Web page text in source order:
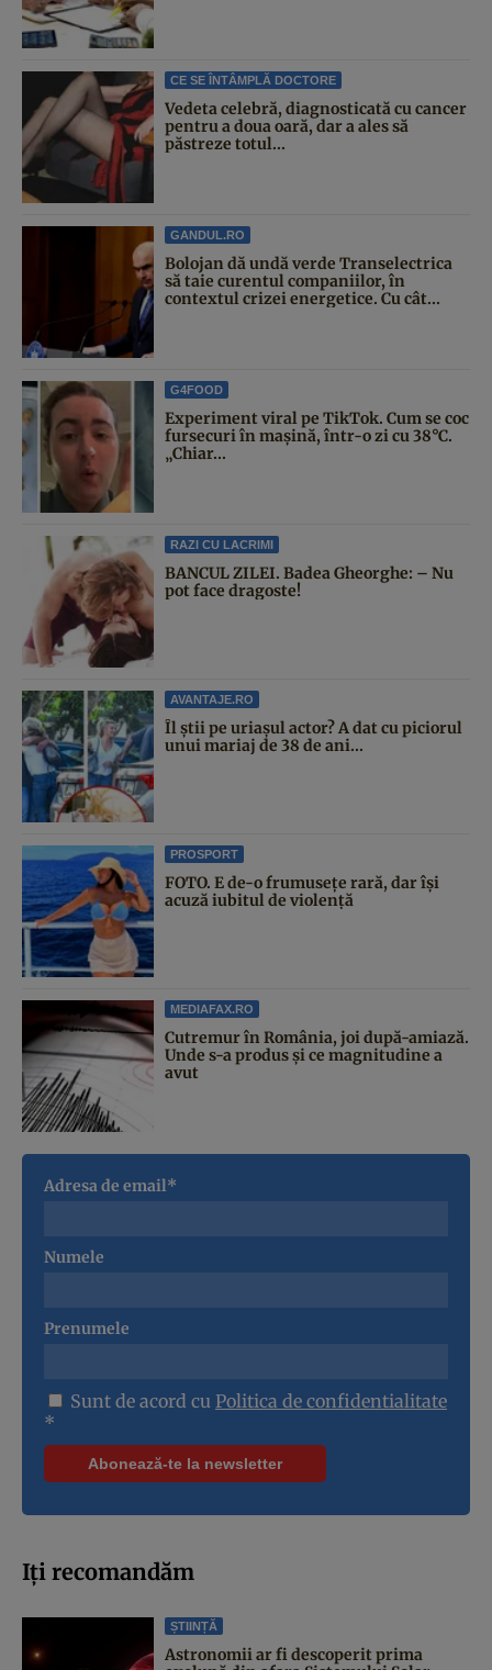
CE SE ÎNTÂMPLĂ DOCTORE
Vedeta celebră, diagnosticată cu cancer
pentru a doua oară, dar a ales să
păstreze totul...
GANDUL.RO
Bolojan dă undă verde Transelectrica
să taie curentul companiilor, în
contextul crizei energetice. Cu cât...
G4FOOD
Experiment viral pe TikTok. Cum se coc
fursecuri în mașină, într-o zi cu 38°C.
„Chiar...
RAZI CU LACRIMI
BANCUL ZILEI. Badea Gheorghe: – Nu
pot face dragoste!
AVANTAJE.RO
Îl știi pe uriașul actor? A dat cu piciorul
unui mariaj de 38 de ani...
PROSPORT
FOTO. E de-o frumusețe rară, dar își
acuză iubitul de violență
MEDIAFAX.RO
Cutremur în România, joi după-amiază.
Unde s-a produs și ce magnitudine a
avut
Adresa de email*
Numele
Prenumele
Sunt de acord cu Politica de confidentialitate
*
Iți recomandăm
ȘTIINȚĂ
Astronomii ar fi descoperit prima